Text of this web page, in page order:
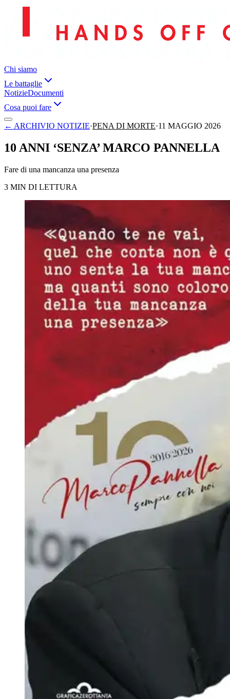
Chi siamo
Le battaglie
NotizieDocumenti
Cosa puoi fare
← ARCHIVIO NOTIZIE·PENA DI MORTE·11 MAGGIO 2026
10 ANNI ‘SENZA’ MARCO PANNELLA
Fare di una mancanza una presenza
3 MIN DI LETTURA